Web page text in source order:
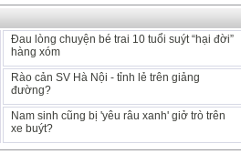
Đau lòng chuyện bé trai 10 tuổi suýt “hại đời”
hàng xóm
Rào cản SV Hà Nội - tỉnh lẻ trên giảng
đường?
Nam sinh cũng bị 'yêu râu xanh' giở trò trên
xe buýt?